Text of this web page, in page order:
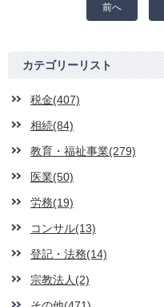
前へ
カテゴリーリスト
税金(407)
相続(84)
教育・福祉事業(279)
医業(50)
労務(19)
コンサル(13)
登記・法務(14)
宗教法人(2)